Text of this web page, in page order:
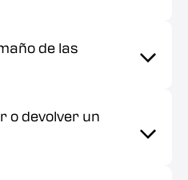
de las
o devolver un